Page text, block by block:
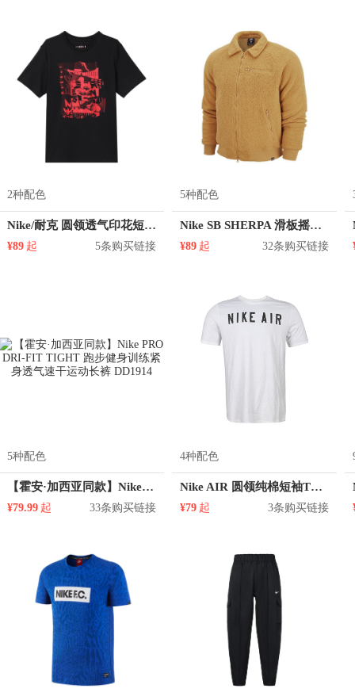
2种配色
Nike/耐克 圆领透气印花短袖T恤 DA9880
¥89 起 5条购买链接
5种配色
Nike SB SHERPA 滑板摇粒绒舒适拉链保暖防风翻领夹克 男女同款 DM0873
¥89 起 32条购买链接
5种配色
【霍安·加西亚同款】Nike PRO DRI-FIT TIGHT 跑步健身训练紧身透气速干运动长裤 DD1914
¥79.99 起 33条购买链接
4种配色
Nike AIR 圆领纯棉短袖T恤 男女同款 AJ7438
¥79 起 3条购买链接